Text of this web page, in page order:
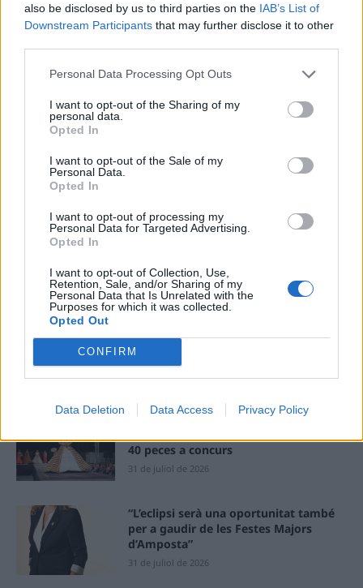
also be disclosed by us to third parties on the IAB’s List of
Downstream Participants that may further disclose it to other
Personal Data Processing Opt Outs
I want to opt-out of the Sharing of my
personal data.
Opted In
I want to opt-out of the Sale of my
Personal Data.
Opted In
I want to opt-out of processing my
Personal Data for Targeted Advertising.
Opted In
I want to opt-out of Collection, Use,
Retention, Sale, and/or Sharing of my
Personal Data that Is Unrelated with the
Purposes for which it was collected.
Opted Out
CONFIRM
Data Deletion Data Access Privacy Policy
Deseu el meu nom, el correu electrònic i el lloc web en
ÚLTIMES NOTÍCIES
i culmina un projecte estratègic que
vincula patrimoni, turisme i
gastronomia
Els vestits de paper guanyen força
40 peces a concurs
31 de juliol de 2026
“L’eclipsi serà una oportunitat també
per a gaudir de les Festes Majors
d’Amposta”
31 de juliol de 2026